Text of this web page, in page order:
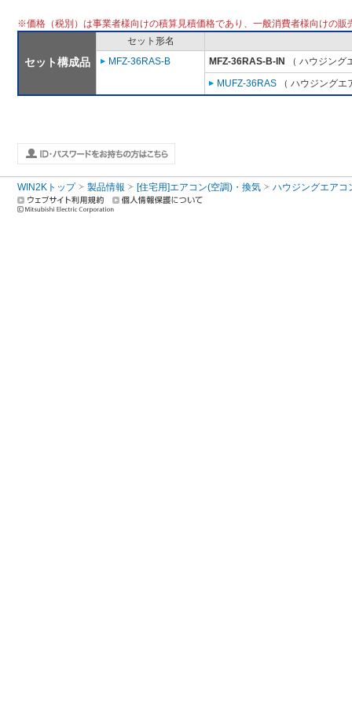
※価格（税別）は事業者様向けの積算見積価格であり、一般消費者様向けの販
セット構成品
セット形名
MFZ-36RAS-B
MFZ-36RAS-B-IN
（ ハウジング
MUFZ-36RAS （ ハウジング
WIN2Kトップ 製品情報 [住宅用]エアコン(空調)・換気 ハウジングエアコ